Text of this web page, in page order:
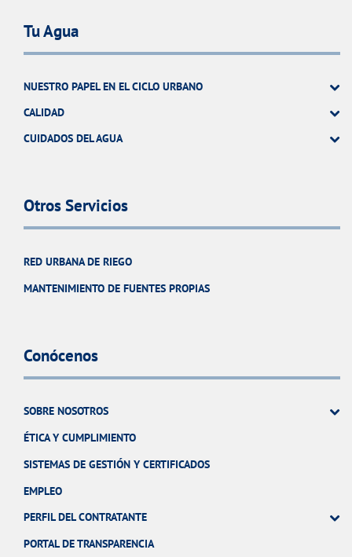
Tu Agua
NUESTRO PAPEL EN EL CICLO URBANO
CALIDAD
CUIDADOS DEL AGUA
Otros Servicios
RED URBANA DE RIEGO
MANTENIMIENTO DE FUENTES PROPIAS
Conócenos
SOBRE NOSOTROS
ÉTICA Y CUMPLIMIENTO
SISTEMAS DE GESTIÓN Y CERTIFICADOS
EMPLEO
PERFIL DEL CONTRATANTE
PORTAL DE TRANSPARENCIA